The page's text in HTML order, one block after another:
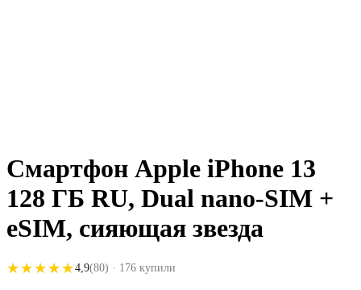
Смартфон Apple iPhone 13
128 ГБ RU, Dual nano-SIM +
eSIM, сияющая звезда
★★★★★
★★★★★4,9(80) · 176 купили